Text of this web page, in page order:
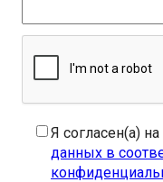
Я согласен(а)
данных в